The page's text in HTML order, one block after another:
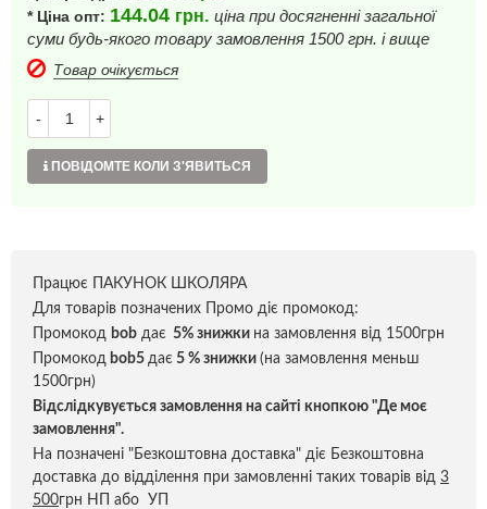
* Ціна опт: 144.04 грн. ціна при досягненні загальної
суми будь-якого товару замовлення 1500 грн. і вище
Товар очікується
- +
ПОВІДОМТЕ КОЛИ З'ЯВИТЬСЯ
Працює ПАКУНОК ШКОЛЯРА
Для товарів позначених Промо діє промокод:
Промокод bob дає 5% знижки на замовлення від 1500грн
Промокод bob5 дає 5 % знижки (на замовлення меньш
1500грн)
Відслідкувується замовлення на сайті кнопкою "Де моє
замовлення".
На позначені "Безкоштовна доставка" діє Безкоштовна
доставка до відділення при замовленні таких товарів від 3
500грн НП або УП